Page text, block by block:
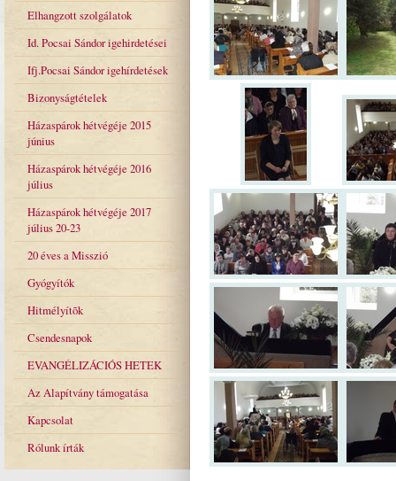
Elhangzott szolgálatok
Id. Pocsai Sándor igehirdetései
Ifj.Pocsai Sándor igehírdetések
Bizonyságtételek
Házaspárok hétvégéje 2015
június
Házaspárok hétvégéje 2016
július
Házaspárok hétvégéje 2017
július 20-23
20 éves a Misszió
Gyógyítók
Hitmélyítõk
Csendesnapok
EVANGÉLIZÁCIÓS HETEK
Az Alapítvány támogatása
Kapcsolat
Rólunk írták